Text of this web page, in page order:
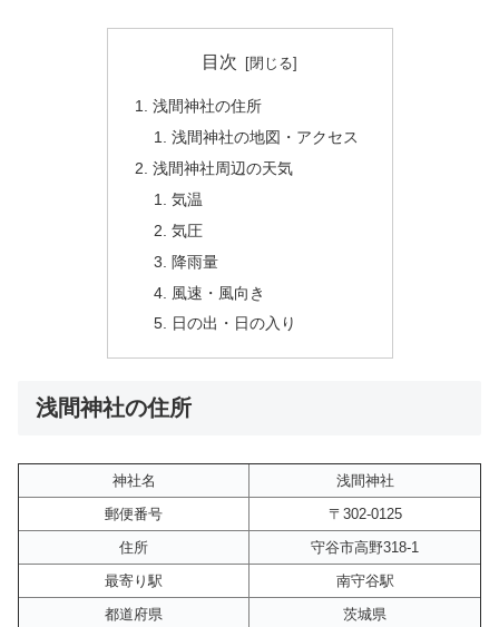
目次
浅間神社の住所
浅間神社の地図・アクセス
浅間神社周辺の天気
気温
気圧
降雨量
風速・風向き
日の出・日の入り
浅間神社の住所
神社名
浅間神社
郵便番号
〒302-0125
住所
守谷市高野318-1
最寄り駅
南守谷駅
都道府県
茨城県